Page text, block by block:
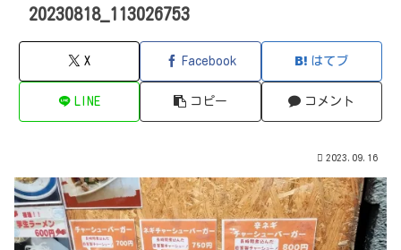
20230818_113026753
X Facebook はてブ
LINE コピー コメント
2023.09.16